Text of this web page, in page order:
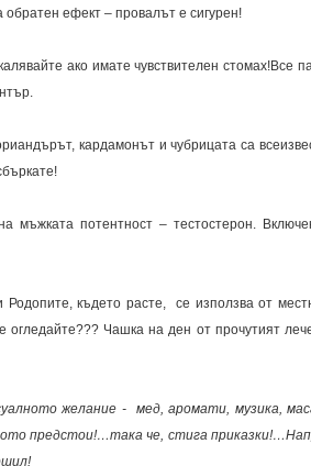
ефект – провалът е сигурен!
ако имате чувствителен стомах!Все
кардамонът и чубрицата са
мъжката потентност – тестостерон.
където расте, се използва от
Чашка на ден от прочутият
желание - мед, аромати, музика,
предстои!…така че, стига